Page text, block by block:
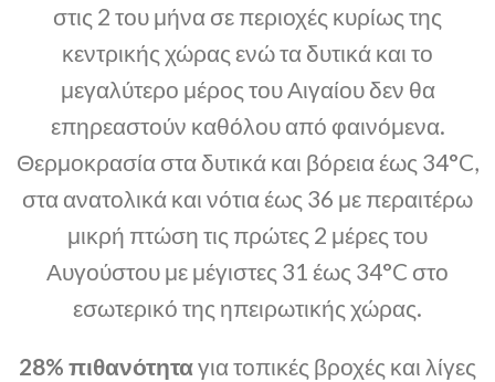
στις 2 του μήνα σε περιοχές κυρίως της
κεντρικής χώρας ενώ τα δυτικά και το
μεγαλύτερο μέρος του Αιγαίου δεν θα
επηρεαστούν καθόλου από φαινόμενα.
Θερμοκρασία στα δυτικά και βόρεια έως 34°C,
στα ανατολικά και νότια έως 36 με περαιτέρω
μικρή πτώση τις πρώτες 2 μέρες του
Αυγούστου με μέγιστες 31 έως 34°C στο
εσωτερικό της ηπειρωτικής χώρας.
28% πιθανότηταγια τοπικές βροχές και λίγες